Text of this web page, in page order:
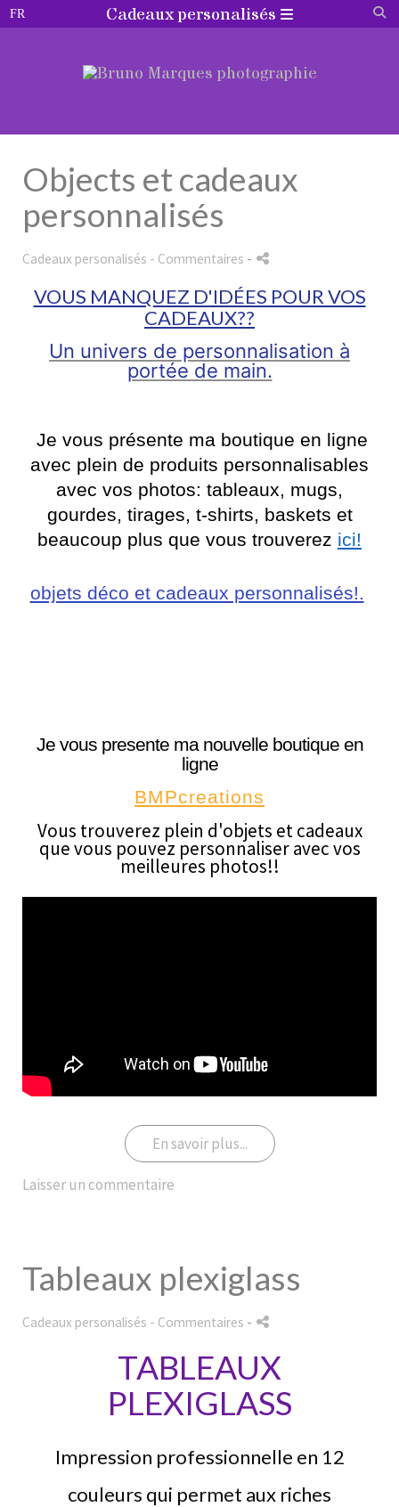
Cadeaux personalisés
Objects et cadeaux
personnalisés
Cadeaux personalisés - Commentaires -
VOUS MANQUEZ D'IDÉES POUR VOS
CADEAUX??
Un univers de personnalisation à
portée de main.
Je vous présente ma boutique en ligne
avec plein de produits personnalisables
avec vos photos: tableaux, mugs,
gourdes, tirages, t-shirts, baskets et
beaucoup plus que vous trouverez ici!
objets déco et cadeaux personnalisés!.
Je vous presente ma nouvelle boutique en
ligne
BMPcreations
Vous trouverez plein d'objets et cadeaux
que vous pouvez personnaliser avec vos
meilleures photos!!
En savoir plus...
Laisser un commentaire
Tableaux plexiglass
Cadeaux personalisés - Commentaires -
TABLEAUX
PLEXIGLASS
Impression professionnelle en 12
couleurs qui permet aux riches